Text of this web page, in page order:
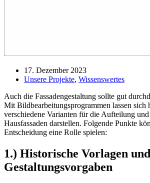
17. Dezember 2023
Unsere Projekte, Wissenswertes
Auch die Fassadengestaltung sollte gut
Mit Bildbearbeitungsprogrammen lassen sich
verschiedene Varianten für die Aufteilung
Hausfassaden darstellen. Folgende Punkte
Entscheidung eine Rolle spielen:
1.) Historische Vorlagen und
Gestaltungsvorgaben